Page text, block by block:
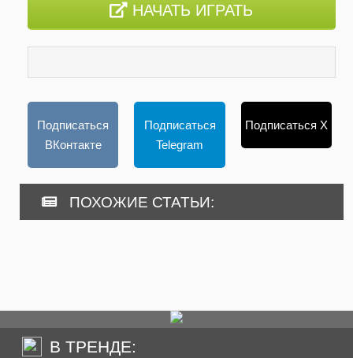
НАЧАТЬ ИГРАТЬ
Подписаться
ВКонтакте
Подписаться
Telegram
Подписаться X
ПОХОЖИЕ СТАТЬИ:
В ТРЕНДЕ: